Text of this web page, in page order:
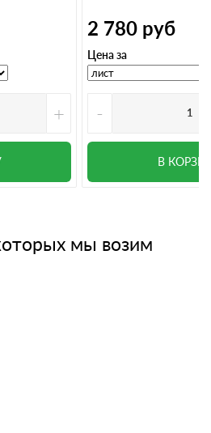
+
2 780 руб
Цена за
-
В
мы возим